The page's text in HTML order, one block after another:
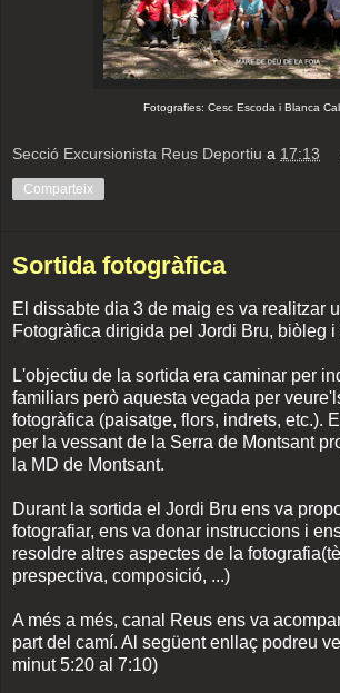
Fotografies: Cesc Escoda i Blanca
Secció Excursionista Reus Deportiu a 17:13
Comparteix
Sortida fotogràfica
El dissabte dia 3 de maig es va realitzar
Fotogràfica dirigida pel Jordi Bru, biòleg i
L'objectiu de la sortida era caminar per
familiars però aquesta vegada per
fotogràfica (paisatge, flors, indrets, etc.).
per la vessant de la Serra de Montsant
la MD de Montsant.
Durant la sortida el Jordi Bru ens va
fotografiar, ens va donar instruccions i
resoldre altres aspectes de la
prespectiva, composició, ...)
A més a més, canal Reus ens va
part del camí. Al següent enllaç podreu
minut 5:20 al 7:10)